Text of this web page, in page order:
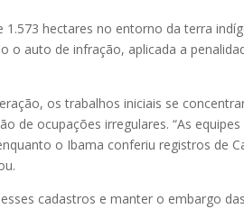
hectares no entorno da terra
o auto de infração, aplicada a
os trabalhos iniciais se
de ocupações irregulares. “As
o Ibama conferiu registros de
cadastros e manter o embargo